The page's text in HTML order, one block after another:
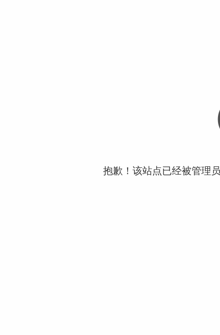
抱歉！该站点已经被管理